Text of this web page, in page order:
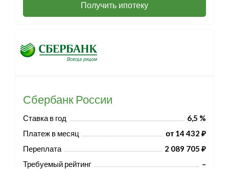
Получить ипотеку
Сбербанк России
Ставка в год
6,5 %
Платеж в месяц
от 14 432 ₽
Переплата
2 089 705 ₽
Требуемый рейтинг
–